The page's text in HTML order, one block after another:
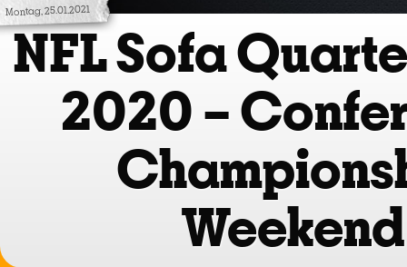
Montag, 25.01.2021
NFL Sofa
2020 –
Weekend